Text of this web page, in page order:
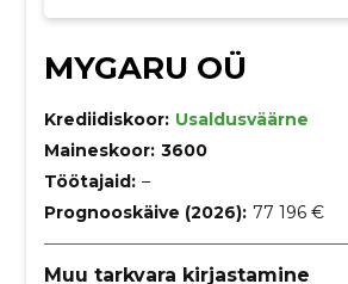
MYGARU OÜ
Krediidiskoor: Usaldusväärne
Maineskoor: 3600
Töötajaid: –
Prognooskäive (2026): 77 196 €
Muu tarkvara kirjastamine